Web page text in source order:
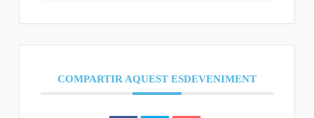
COMPARTIR AQUEST ESDEVENIMENT